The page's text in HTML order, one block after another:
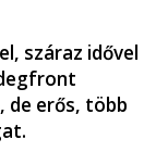
száraz idővel
de erős, több